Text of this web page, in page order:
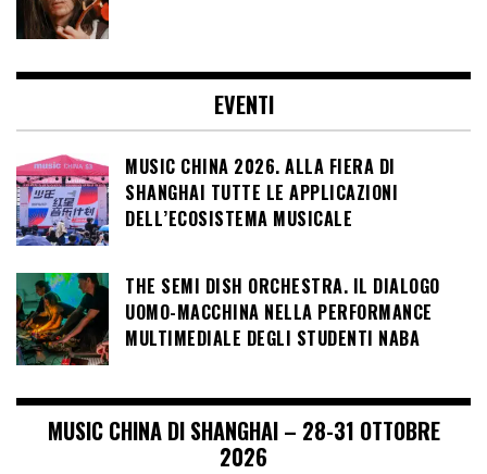
EVENTI
MUSIC CHINA 2026. ALLA FIERA DI
SHANGHAI TUTTE LE APPLICAZIONI
DELL’ECOSISTEMA MUSICALE
THE SEMI DISH ORCHESTRA. IL DIALOGO
UOMO-MACCHINA NELLA PERFORMANCE
MULTIMEDIALE DEGLI STUDENTI NABA
MUSIC CHINA DI SHANGHAI – 28-31 OTTOBRE
2026